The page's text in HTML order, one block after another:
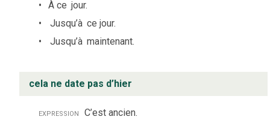
À ce jour.
Jusqu’à ce jour.
Jusqu’à maintenant.
cela ne date pas d’hier
expression C’est ancien.